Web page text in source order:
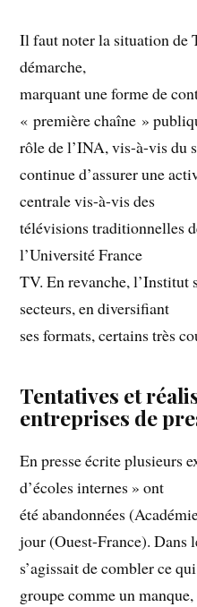
Il faut noter la situation de
démarche,
marquant une forme de
« première chaîne »
rôle de l’INA, vis-à-vis du
continue d’assurer une
centrale vis-à-vis des
télévisions traditionnelles
l’Université France
TV. En revanche, l’Institut
secteurs, en diversifiant
ses formats, certains très
Tentatives et
entreprises de
En presse écrite plusieurs
d’écoles internes » ont
été abandonnées
jour (Ouest-France). Dans
s’agissait de combler ce
groupe comme un